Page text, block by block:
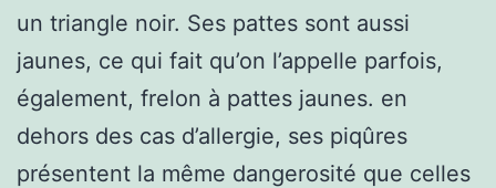
un triangle noir. Ses pattes sont aussi
jaunes, ce qui fait qu’on l’appelle parfois,
également, frelon à pattes jaunes. en
dehors des cas d’allergie, ses piqûres
présentent la même dangerosité que celles